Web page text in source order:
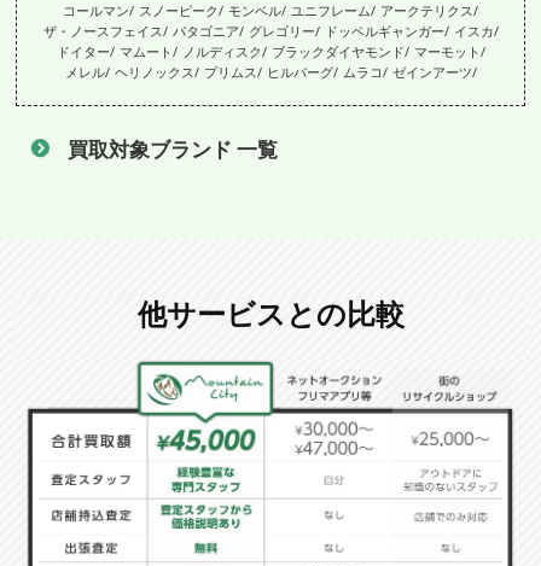
コールマン スノーピーク モンベル ユニフレーム
アークテリクス
ザ・ノースフェイス パタゴニア グレゴリー ドッペルギャンガー
イスカ
ドイター
マムート ノルディスク ブラックダイヤモンド
マーモット
メレル ヘリノックス プリムス ヒルバーグ ムラコ ゼインアーツ
買取対象ブランド 一覧
他サービスとの比較